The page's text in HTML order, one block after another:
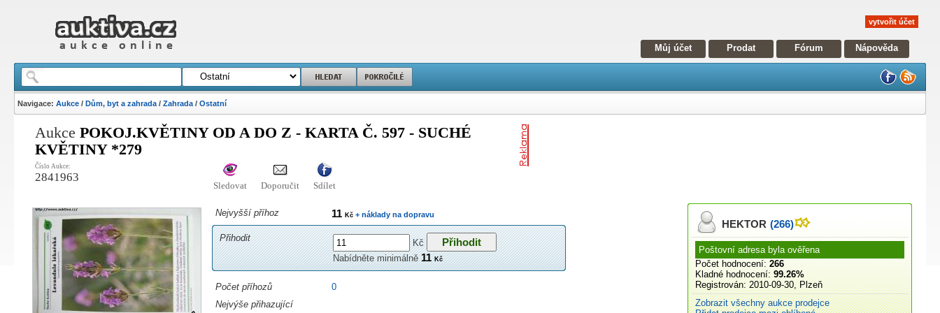
vytvořit účet
Můj účet Prodat Fórum Nápověda
Navigace:Aukce /Dům, byt a zahrada /Zahrada /Ostatní
AukcePOKOJ.KVĚTINY OD A DO Z - KARTA Č. 597 - SUCHÉ
KVĚTINY *279
Číslo Aukce:
2841963
Sledovat Doporučit Sdílet
Nejvyšší příhoz 11Kč + náklady na dopravu
Přihodit
Kč
Nabídněte minimálně11Kč
Počet příhozů
0
Nejvýše přihazující
HEKTOR (266)
Poštovní adresa byla ověřena
Počet hodnocení: 266
Kladné hodnocení: 99.26%
Registrován: 2010-09-30, Plzeň
Zobrazit všechny aukce prodejce